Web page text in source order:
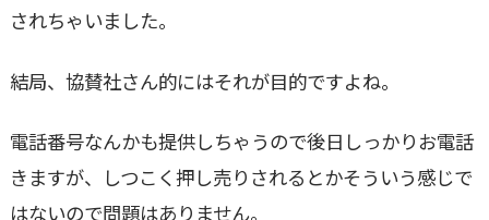
されちゃいました。
結局、協賛社さん的にはそれが目的ですよね。
電話番号なんかも提供しちゃうので後日しっかりお電話
きますが、しつこく押し売りされるとかそういう感じで
はないので問題はありません。